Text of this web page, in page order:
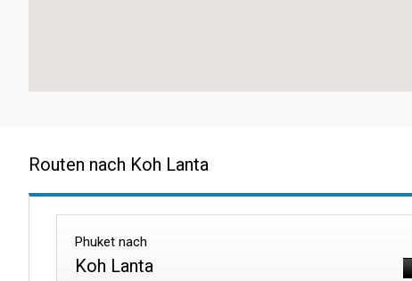
Routen nach Koh Lanta
Phuket nach
Koh Lanta